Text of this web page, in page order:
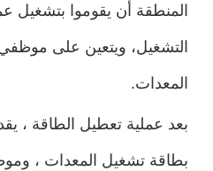
المنطقة أن يقوموا بتشغيل
التشغيل، ويتعين على موظفي
المعدات.
بعد عملية تعطيل الطاقة ،
بطاقة تشغيل المعدات ،